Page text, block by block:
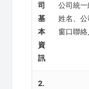
司
基
本
資
訊
公司統
姓名、
窗口聯絡
2.